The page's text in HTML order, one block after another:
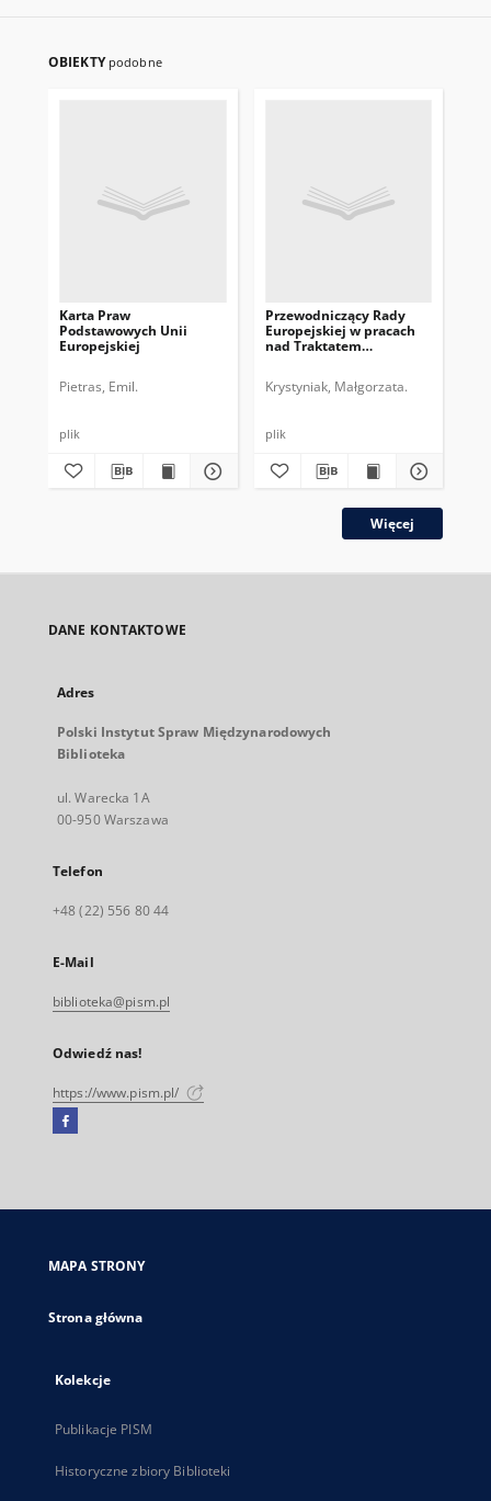
OBIEKTY podobne
Karta Praw
Podstawowych Unii
Europejskiej
Pietras, Emil.
plik
Przewodniczący Rady
Europejskiej w pracach
nad Traktatem
Krystyniak, Małgorzata.
plik
Więcej
DANE KONTAKTOWE
Adres
Polski Instytut Spraw Międzynarodowych
Biblioteka
ul. Warecka 1A
00-950 Warszawa
Telefon
+48 (22) 556 80 44
E-Mail
biblioteka@pism.pl
Odwiedź nas!
https://www.pism.pl/
Facebook
się
karcie
MAPA STRONY
Strona główna
Kolekcje
Publikacje PISM
Historyczne zbiory Biblioteki